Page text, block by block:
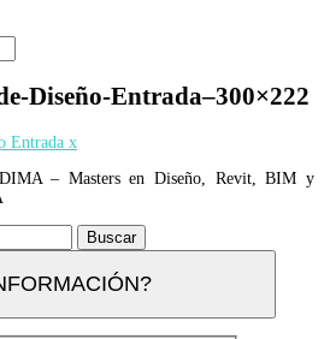
Diseño-Entrada–300×222
– Masters en Diseño, Revit, BIM y